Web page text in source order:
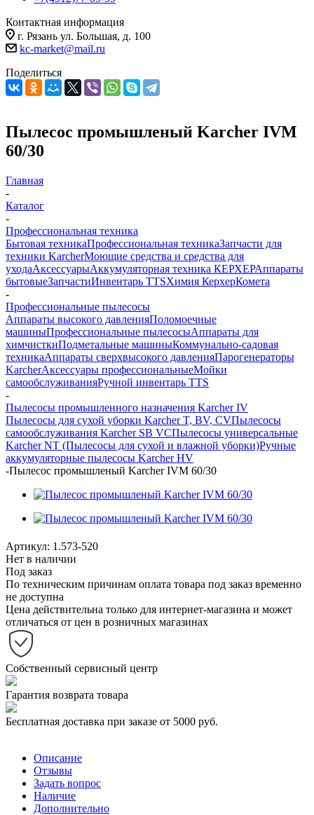
Контактная информация
г. Рязань ул. Большая, д. 100
kc-market@mail.ru
Поделиться
Пылесос промышленый Karcher IVM
60/30
Главная
-
Каталог
-
Профессиональная техника
Бытовая техникаПрофессиональная техникаЗапчасти для
техники KarcherМоющие средства и средства для
уходаАксессуарыАккумуляторная техника КЕРХЕРАппараты
бытовыеЗапчастиИнвентарь TTSХимия КерхерКомета
-
Профессиональные пылесосы
Аппараты высокого давленияПоломоечные
машиныПрофессиональные пылесосыАппараты для
химчисткиПодметальные машиныКоммунально-садовая
техникаАппараты сверхвысокого давленияПарогенераторы
KarcherАксессуары профессиональныеМойки
самообслуживанияРучной инвентарь TTS
-
Пылесосы промышленного назначения Karcher IV
Пылесосы для сухой уборки Karcher T, BV, CVПылесосы
самообслуживания Karcher SB VCПылесосы универсальные
Karcher NT (Пылесосы для сухой и влажной уборки)Ручные
аккумуляторные пылесосы Karcher HV
-Пылесос промышленый Karcher IVM 60/30
Артикул: 1.573-520
Нет в наличии
Под заказ
По техническим причинам оплата товара под заказ временно
не доступна
Цена действительна только для интернет-магазина и может
отличаться от цен в розничных магазинах
Собственный сервисный центр
Гарантия возврата товара
Бесплатная доставка при заказе от 5000 руб.
Описание
Отзывы
Задать вопрос
Наличие
Дополнительно